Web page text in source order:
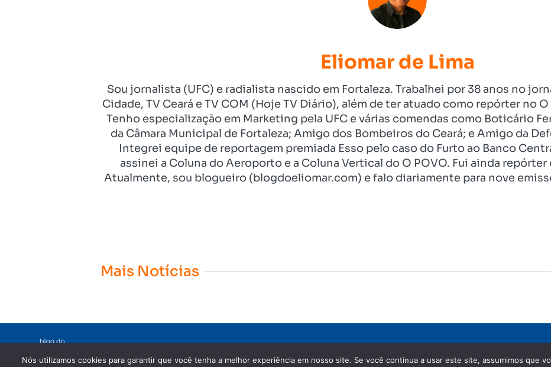
Eliomar de Lima
Sou jornalista (UFC) e radialista nascido em Fortaleza. Trabalhei por 38 anos no
Cidade, TV Ceará e TV COM (Hoje TV Diário), além de ter atuado como repórter no
Tenho especialização em Marketing pela UFC e várias comendas como Boticário
da Câmara Municipal de Fortaleza; Amigo dos Bombeiros do Ceará; e Amigo da
Integrei equipe de reportagem premiada Esso pelo caso do Furto ao Banco
assinei a Coluna do Aeroporto e a Coluna Vertical do O POVO. Fui ainda repórter
Atualmente, sou blogueiro (blogdoeliomar.com) e falo diariamente para nove
Mais Notícias
Nós utilizamos cookies para garantir que você tenha a melhor experiência em nosso site. Se você continua a usar este site, assumimos que